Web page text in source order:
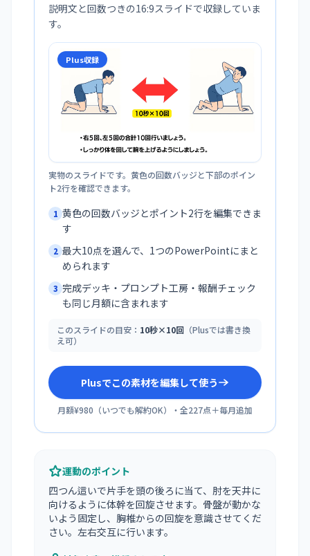
説明文と回数つきの16:9スライドで収録していま
す。
Plus収録
実物のスライドです。黄色の回数バッジと下部のポイン
ト2行を確認できます。
1 黄色の回数バッジとポイント2行を編集できま
す
2 最大10点を選んで、1つのPowerPointにまと
められます
3 完成デッキ・プロンプト工房・報酬チェック
も同じ月額に含まれます
このスライドの目安： 10秒×10回 （Plusでは書き換
え可）
Plusでこの素材を編集して使う
月額¥980 （いつでも解約OK）・全227点＋毎月追加
運動のポイント
四つん這いで片手を頭の後ろに当て、肘を天井に
向けるように体幹を回旋させます。骨盤が動かな
いよう固定し、胸椎からの回旋を意識させてくだ
さい。左右交互に行います。